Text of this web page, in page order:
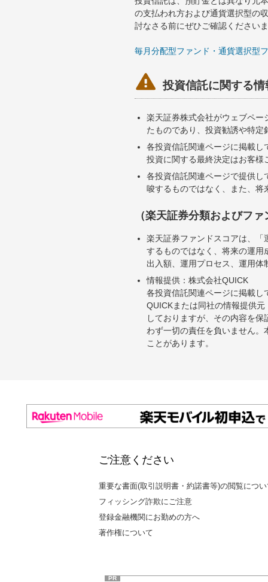
の支払われ方および通貨選択型の
討なさる前にぜひご確認ください
毎月分配型ファンド・通貨選択型
 投資信託に関する
楽天証券株式会社がウェブペ
たものであり、投資勧誘や特
各投資信託関連ページに掲載
投資に関する最終決定はお客
各投資信託関連ページで提供
唆するものではなく、また、
（楽天証券分類およびフ
楽天証券ファンドスコアは、
するものではなく、将来の運
出入額、運用プロセス、運用
情報提供：株式会社QUICK
各投資信託関連ページに掲載
QUICKまたは同社の情報提供
しておりますが、その内容を
わず一切の責任を負いません
ことがあります。
ご注意ください
重要な書面(取引説明書・約諾書等)の閲覧につ
フィッシング詐欺にご注意
登録金融機関にお勤めの方へ
著作権について
PR